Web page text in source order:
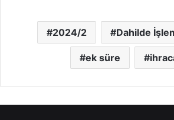
2024/2 Dahilde
ek süre